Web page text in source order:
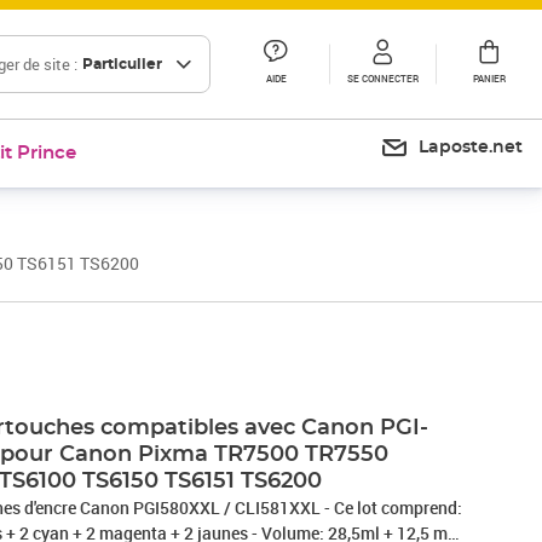
de site : Particulier
AIDE SE CONNECTER PANIER
Prince Laposte.net
TS6151 TS6200
compatibles avec Canon PGI-
Canon Pixma TR7500 TR7550
TS6150 TS6151 TS6200
/ CLI581XXL - Ce lot comprend:
2 cyan + 2 magenta + 2 jaunes - Volume: 28,5ml + 12,5 ml